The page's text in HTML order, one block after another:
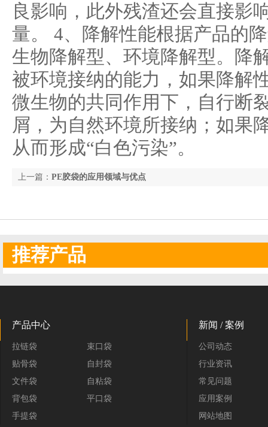
良影响，此外残渣还会直接影
量。 4、降解性能根据产品的
生物降解型、环境降解型。降
被环境接纳的能力，如果降解
微生物的共同作用下，自行断
屑，为自然环境所接纳；如果
从而形成“白色污染”。
上一篇： PE胶袋的应用领域与优点
推荐产品
产品中心
拉链袋
束口袋
贴骨袋
自封袋
文件袋
自粘袋
背包袋
平口袋
手提袋
新闻 / 案例
公司动态
行业资讯
常见问题
应用案例
网站地图